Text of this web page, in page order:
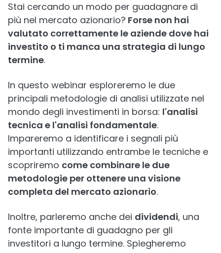
Stai cercando un modo per guadagnare di
più nel mercato azionario? Forse non hai
valutato correttamente le aziende dove hai
investito o ti manca una strategia di lungo
termine.
In questo webinar esploreremo le due
principali metodologie di analisi utilizzate nel
mondo degli investimenti in borsa: l'analisi
tecnica e l'analisi fondamentale.
Impareremo a identificare i segnali più
importanti utilizzando entrambe le tecniche e
scopriremo come combinare le due
metodologie per ottenere una visione
completa del mercato azionario.
Inoltre, parleremo anche dei dividendi, una
fonte importante di guadagno per gli
investitori a lungo termine. Spiegheremo